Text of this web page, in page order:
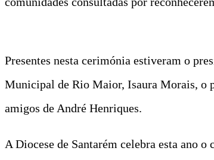
Presentes nesta cerimónia estiveram o
Municipal de Rio Maior, Isaura Morais, o
amigos de André Henriques.
A Diocese de Santarém celebra esta ano